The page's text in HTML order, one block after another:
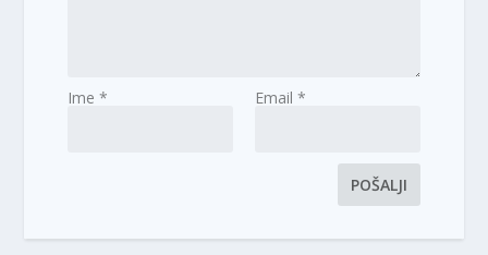
Ime* Email *